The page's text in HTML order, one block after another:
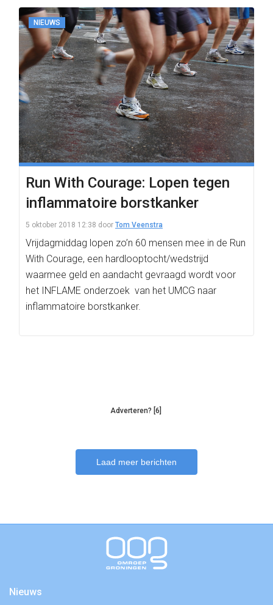
NIEUWS
Run With Courage: Lopen tegen
inflammatoire borstkanker
5 oktober 2018 12:38 door Tom Veenstra
Vrijdagmiddag lopen zo’n 60 mensen mee in de Run
With Courage, een hardlooptocht/wedstrijd
waarmee geld en aandacht gevraagd wordt voor
het INFLAME onderzoek van het UMCG naar
inflammatoire borstkanker.
Adverteren? [6]
Laad meer berichten
Nieuws